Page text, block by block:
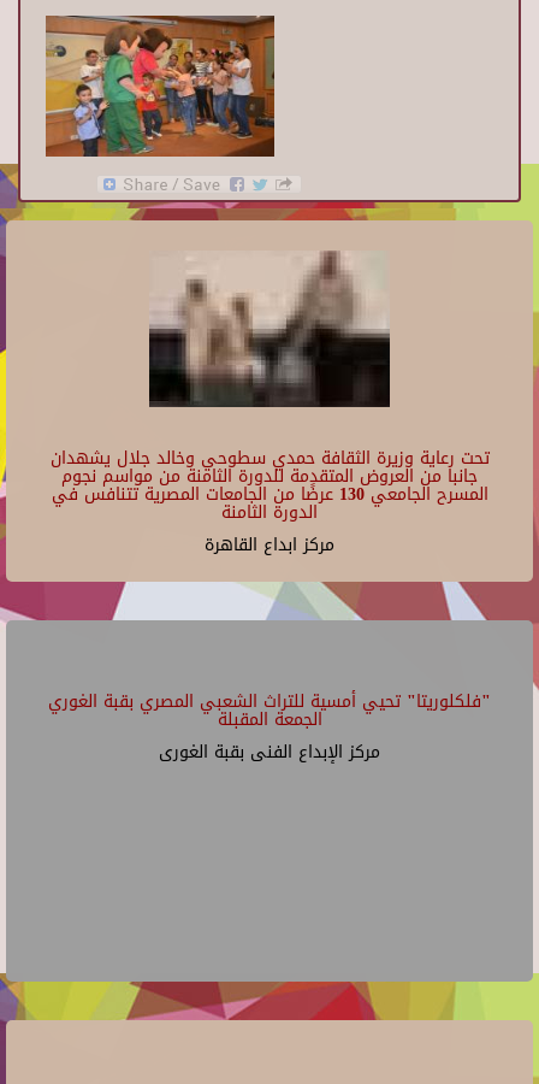
تحت رعاية وزيرة الثقافة حمدي سطوحي وخالد جلال يشهدان
جانبا من العروض المتقدمة للدورة الثامنة من مواسم نجوم
المسرح الجامعي 130 عرضًا من الجامعات المصرية تتنافس في
الدورة الثامنة
مركز ابداع القاهرة
"فلكلوريتا" تحيي أمسية للتراث الشعبي المصري بقبة الغوري
الجمعة المقبلة
مركز الإبداع الفنى بقبة الغورى